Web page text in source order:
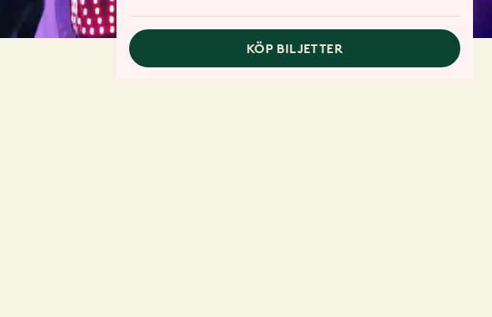
KÖP BILJETTER